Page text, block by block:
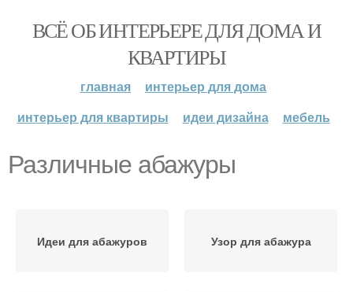
ВСЁ ОБ ИНТЕРЬЕРЕ ДЛЯ ДОМА И
КВАРТИРЫ
главная
интерьер для дома
интерьер для квартиры
идеи дизайна мебель
Различные абажуры
Идеи для абажуров Узор для абажура